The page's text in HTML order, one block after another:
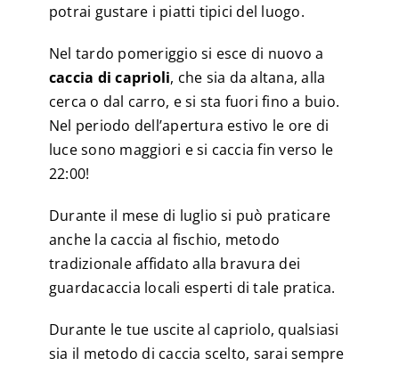
potrai gustare i piatti tipici del luogo.
Nel tardo pomeriggio si esce di nuovo a
caccia di caprioli, che sia da altana, alla
cerca o dal carro, e si sta fuori fino a buio.
Nel periodo dell’apertura estivo le ore di
luce sono maggiori e si caccia fin verso le
22:00!
Durante il mese di luglio si può praticare
anche la caccia al fischio, metodo
tradizionale affidato alla bravura dei
guardacaccia locali esperti di tale pratica.
Durante le tue uscite al capriolo, qualsiasi
sia il metodo di caccia scelto, sarai sempre